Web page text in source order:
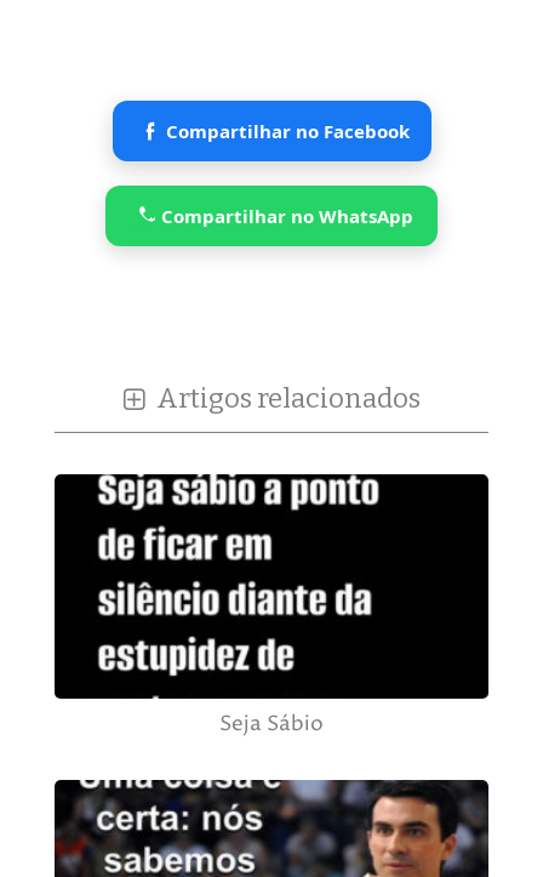
Compartilhar no Facebook
Compartilhar no WhatsApp
Artigos relacionados
Seja Sábio